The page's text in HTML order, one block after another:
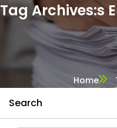
Tag Archives:s
Home
Search